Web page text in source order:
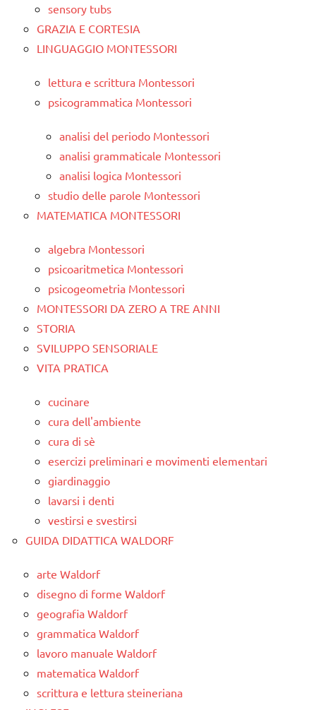
sensory tubs
GRAZIA E CORTESIA
LINGUAGGIO MONTESSORI
lettura e scrittura Montessori
psicogrammatica Montessori
analisi del periodo Montessori
analisi grammaticale Montessori
analisi logica Montessori
studio delle parole Montessori
MATEMATICA MONTESSORI
algebra Montessori
psicoaritmetica Montessori
psicogeometria Montessori
MONTESSORI DA ZERO A TRE ANNI
STORIA
SVILUPPO SENSORIALE
VITA PRATICA
cucinare
cura dell'ambiente
cura di sè
esercizi preliminari e movimenti elementari
giardinaggio
lavarsi i denti
vestirsi e svestirsi
GUIDA DIDATTICA WALDORF
arte Waldorf
disegno di forme Waldorf
geografia Waldorf
grammatica Waldorf
lavoro manuale Waldorf
matematica Waldorf
scrittura e lettura steineriana